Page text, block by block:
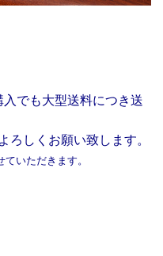
でも大型送料につき送
ろしくお願い致します。
いただきます。